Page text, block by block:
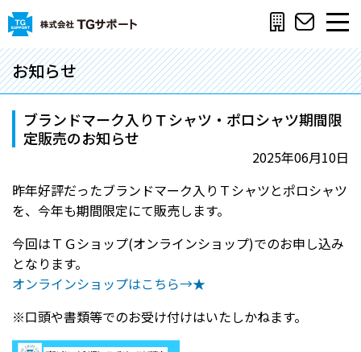
お知らせ
ブランドマーク入りＴシャツ・ポロシャツ期間限
定販売のお知らせ
2025年06月10日
昨年好評だったブランドマーク入りＴシャツとポロシャツ
を、今年も期間限定にて販売します。
今回はＴＧショップ(オンラインショップ)でのお申し込み
となります。
オンラインショップはこちら→★
※口頭や書類等でのお受け付けはいたしかねます。